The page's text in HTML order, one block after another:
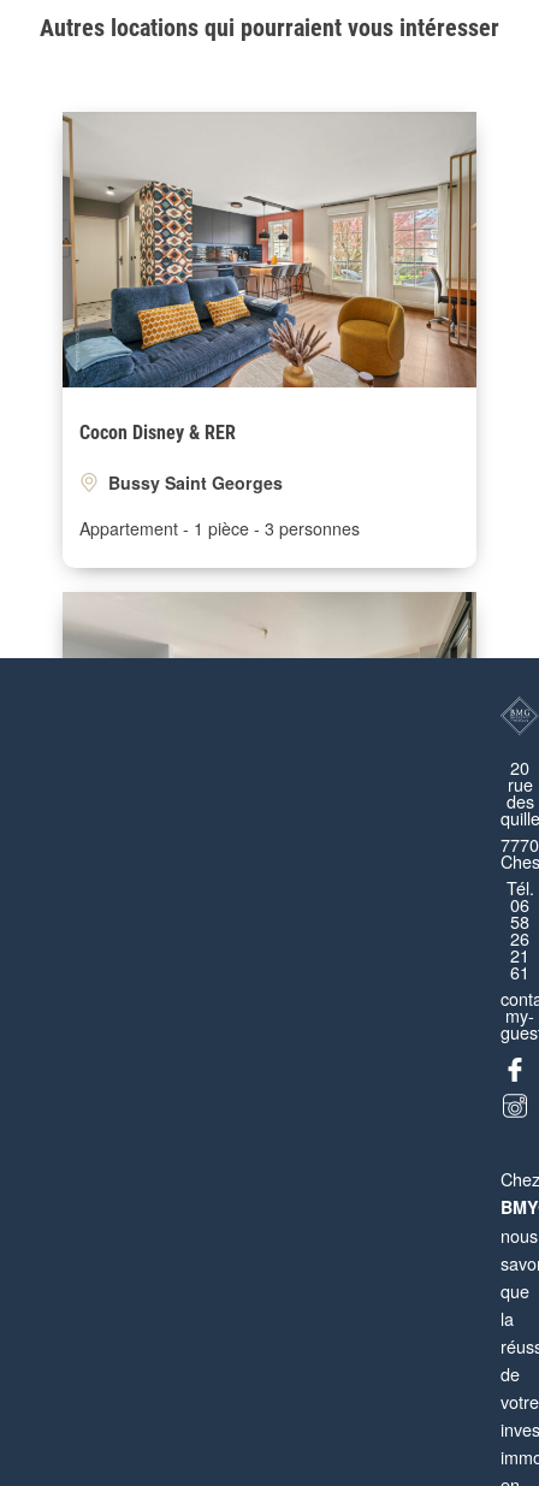
Autres locations qui pourraient vous intéresser
Cocon Disney & RER
Bussy Saint Georges
Appartement 1 pièce 3 personnes
20
rue
des
Tél.
06
58
26
21
61
my-
Chez
nous
que
la
de
votre